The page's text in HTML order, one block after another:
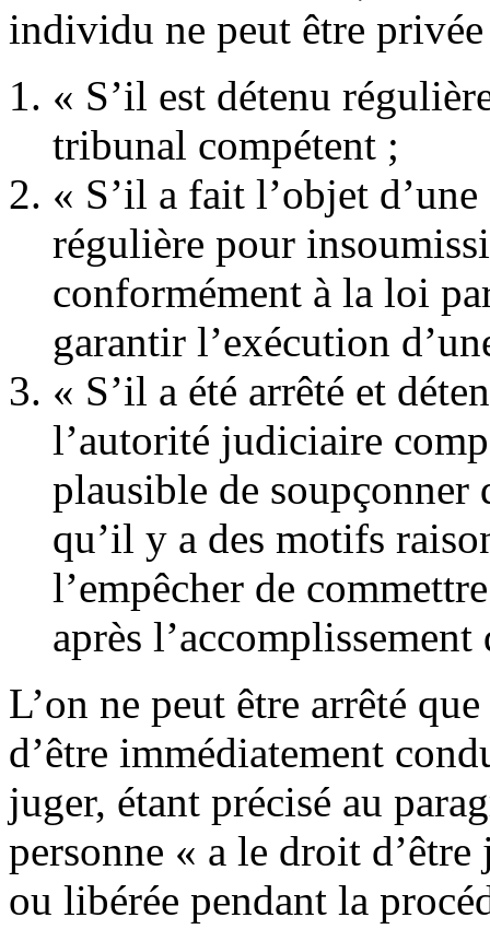
individu ne peut être
« S’il est détenu
tribunal compétent ;
« S’il a fait l’objet
régulière pour
conformément à la loi
garantir l’exécution
« S’il a été arrêté et
l’autorité judiciaire
plausible de
qu’il y a des motifs
l’empêcher de
après
L’on ne peut être arrêté
d’être immédiatement
juger, étant précisé au
personne « a le droit
ou libérée pendant la